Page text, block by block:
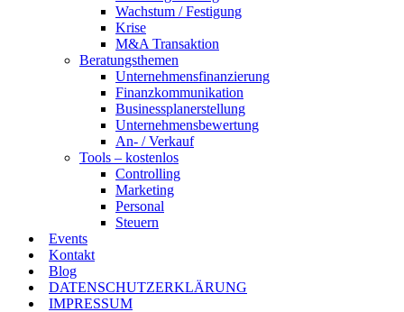
Wachstum / Festigung
Krise
M&A Transaktion
Beratungsthemen
Unternehmensfinanzierung
Finanzkommunikation
Businessplanerstellung
Unternehmensbewertung
An- / Verkauf
Tools – kostenlos
Controlling
Marketing
Personal
Steuern
Events
Kontakt
Blog
DATENSCHUTZERKLÄRUNG
IMPRESSUM